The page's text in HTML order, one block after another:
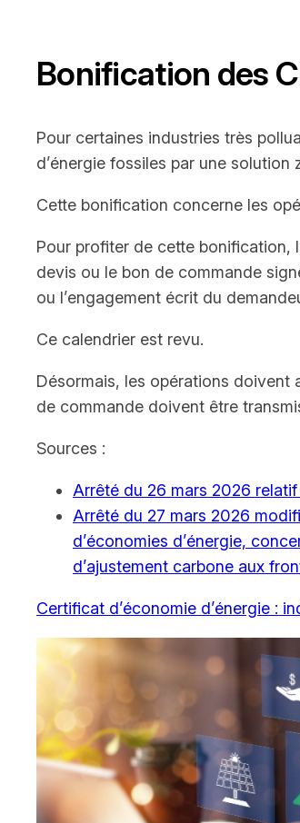
Bonification des
Pour certaines industries très
d’énergie fossiles par une solution
Cette bonification concerne les
Pour profiter de cette bonification,
devis ou le bon de commande
ou l’engagement écrit du
Ce calendrier est revu.
Désormais, les opérations doivent
de commande doivent être
Sources :
Arrêté du 26 mars 2026
Arrêté du 27 mars 2026
d’économies d’énergie,
d’ajustement carbone aux
Certificat d’économie d’énergie :